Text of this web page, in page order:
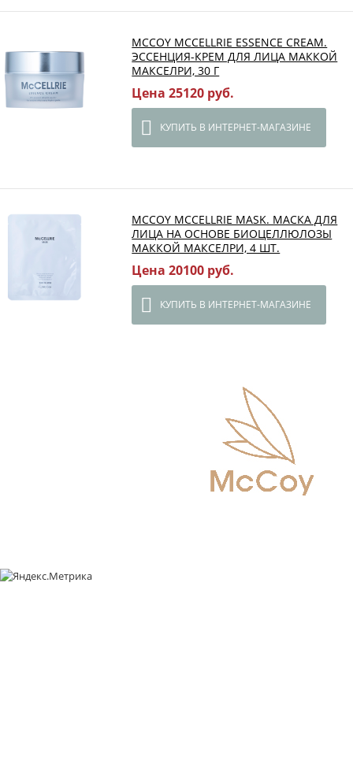
MCCOY MCCELLRIE ESSENCE CREAM.
ЭССЕНЦИЯ-КРЕМ ДЛЯ ЛИЦА МАККОЙ
МАКСЕЛРИ, 30 Г
Цена 25120 руб.
КУПИТЬ В ИНТЕРНЕТ-МАГАЗИНЕ
MCCOY MCCELLRIE MASK. МАСКА ДЛЯ
ЛИЦА НА ОСНОВЕ БИОЦЕЛЛЮЛОЗЫ
МАККОЙ МАКСЕЛРИ, 4 ШТ.
Цена 20100 руб.
КУПИТЬ В ИНТЕРНЕТ-МАГАЗИНЕ